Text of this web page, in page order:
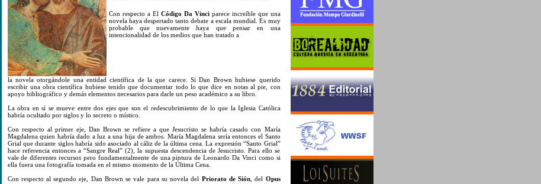
Con respecto a El Código Da Vinciparece increíble que una
novela haya despertado tanto debate a escala mundial. Es muy
probable que nuevamente haya que pensar en una
intencionalidad de los medios que han tratado a
la novela otorgándole una entidad científica de la que carece. Si Dan Brown hubiese querido
escribir una obra científica hubiese tenido que documentar todo lo que dice en notas al pie, con
apoyo bibliográfico y demás elementos necesarios para darle un peso académico a su libro.
La obra en sí se mueve entre dos ejes que son el redescubrimiento de lo que la Iglesia Católica
habría ocultado por siglos y lo secreto o místico.
Con respecto al primer eje, Dan Brown se refiere a que Jesucristo se habría casado con María
Magdalena quien habría dado a luz a una hija de ambos. María Magdalena sería entonces el Santo
Grial que durante siglos habría sido asociado al cáliz de la última cena. La expresión “Santo Grial”
hace referencia entonces a “Sangre Real” (2), la supuesta descendencia de Jesucristo. Para ello se
vale de diferentes recursos pero fundamentalmente de una pintura de Leonardo Da Vinci como si
ella fuera una fotografía tomada en el mismo momento de la Última Cena.
Con respecto al segundo eje, Dan Brown se vale para su novela del Priorato de Sión , del Opus